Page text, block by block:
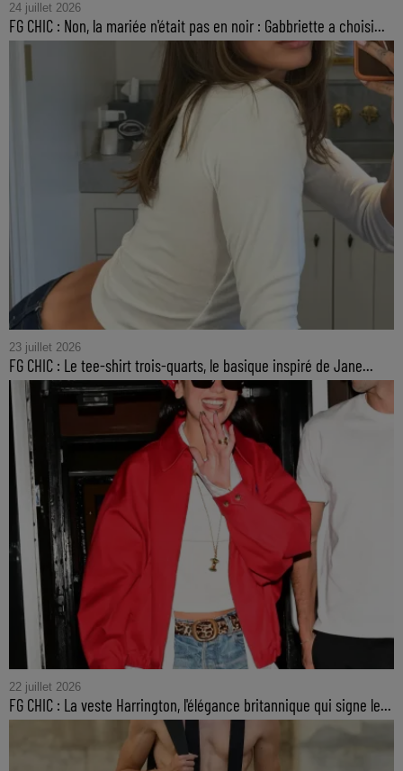
24 juillet 2026
FG CHIC : Non, la mariée n'était pas en noir : Gabbriette a choisi...
23 juillet 2026
FG CHIC : Le tee-shirt trois-quarts, le basique inspiré de Jane...
22 juillet 2026
FG CHIC : La veste Harrington, l'élégance britannique qui signe le...